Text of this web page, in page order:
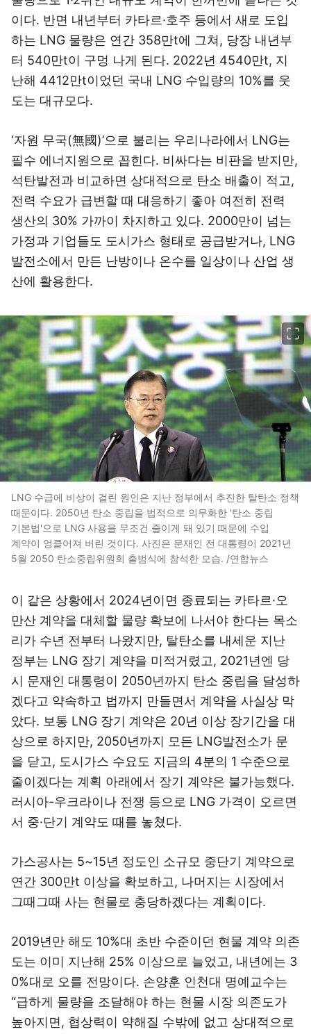
이다. 반면 내년부터 카타르·호주 등에서 새로 도입
하는 LNG 물량은 연간 358만t에 그쳐, 당장 내년부
터 540만t이 구멍 나게 된다. 2022년 4540만t, 지
난해 4412만t이었던 국내 LNG 수입량의 10%를 웃
도는 대규모다.
‘자원 무국(無國)’으로 불리는 우리나라에서 LNG는
필수 에너지원으로 꼽힌다. 비싸다는 비판을 받지만,
석탄발전과 비교하면 상대적으로 탄소 배출이 적고,
전력 수요가 급변할 때 대응하기 좋아 여전히 전력
생산의 30% 가까이 차지하고 있다. 2000만이 넘는
가정과 기업들도 도시가스 형태로 공급받거나, LNG
발전소에서 만든 난방이나 온수를 일상이나 산업 생
산에 활용한다.
LNG 수급에 비상이 걸린 원인은 지난 정부에서 추진한 탈탄소 정책
때문이다. 2050년 탄소 중립을 법적으로 의무화한 '탄소 중립
기본법'으로 LNG 사용을 무조건 줄이게 돼 있기 때문에 수입
계약이 엉클어져 버린 것이다. 사진은 문재인 전 대통령이 2021년
5월 2050 탄소중립위원회 출범식에 참석한 모습. /연합뉴스
이 같은 상황에서 2024년이면 종료되는 카타르·오
만산 계약을 대체할 물량 확보에 나서야 한다는 목소
리가 수년 전부터 나왔지만, 탈탄소를 내세운 지난
정부는 LNG 장기 계약을 미적거렸고, 2021년엔 당
시 문재인 대통령이 2050년까지 탄소 중립을 달성하
겠다고 약속하고 법까지 만들면서 계약을 사실상 막
았다. 보통 LNG 장기 계약은 20년 이상 장기간을 대
상으로 하지만, 2050년까지 모든 LNG발전소가 문
을 닫고, 도시가스 수요도 지금의 4분의 1 수준으로
줄이겠다는 계획 아래에서 장기 계약은 불가능했다.
러시아-우크라이나 전쟁 등으로 LNG 가격이 오르면
서 중·단기 계약도 때를 놓쳤다.
가스공사는 5~15년 정도인 소규모 중단기 계약으로
연간 300만t 이상을 확보하고, 나머지는 시장에서
그때그때 사는 현물로 충당하겠다는 계획이다.
2019년만 해도 10%대 초반 수준이던 현물 계약 의존
도는 이미 지난해 25% 이상으로 늘었고, 내년에는 3
0%대로 오를 전망이다. 손양훈 인천대 명예교수는
“급하게 물량을 조달해야 하는 현물 시장 의존도가
높아지면, 협상력이 약해질 수밖에 없고 상대적으로